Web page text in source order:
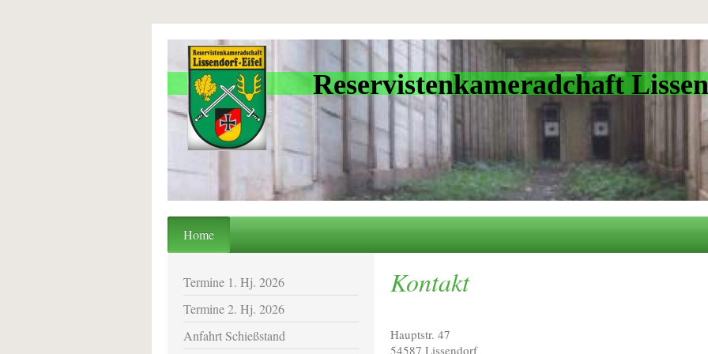
Reservistenkameradchaft
Home
Kontakt
Hauptstr. 47
54587 Lissendorf
Termine 1. Hj. 2026
Termine 2. Hj. 2026
Anfahrt Schießstand